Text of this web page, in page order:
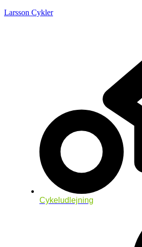
Larsson Cykler
Cykeludlejning